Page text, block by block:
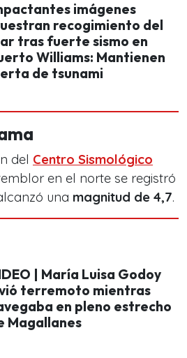
imágenes
recogimiento del
tras fuerte sismo en
Williams: Mantienen
de tsunami
del Centro Sismológico
en el norte se registró
una magnitud de 4,7.
| María Luisa Godoy
terremoto mientras
en pleno estrecho
Magallanes